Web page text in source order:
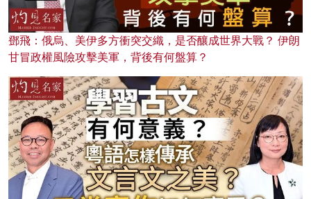
鄧飛：俄烏、美伊多方衝突交織，是否釀成世界大戰？ 伊朗
甘冒政權風險攻擊美軍，背後有何盤算？